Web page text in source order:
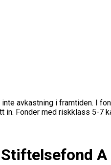
avkastning i framtiden. I
in. Fonder med riskklass 5-7
A